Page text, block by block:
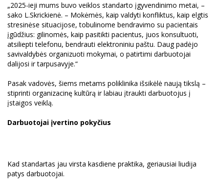
„2025-ieji mums buvo veiklos standarto įgyvendinimo metai, –
sako L.Skrickienė. – Mokėmės, kaip valdyti konfliktus, kaip elgtis
stresinėse situacijose, tobulinome bendravimo su pacientais
įgūdžius: gilinomės, kaip pasitikti pacientus, juos konsultuoti,
atsiliepti telefonu, bendrauti elektroniniu paštu. Daug padėjo
savivaldybės organizuoti mokymai, o patirtimi darbuotojai
dalijosi ir tarpusavyje.“
Pasak vadovės, šiems metams poliklinika išsikėlė naują tikslą –
stiprinti organizacinę kultūrą ir labiau įtraukti darbuotojus į
įstaigos veiklą.
Darbuotojai įvertino pokyčius
Kad standartas jau virsta kasdiene praktika, geriausiai liudija
patys darbuotojai.